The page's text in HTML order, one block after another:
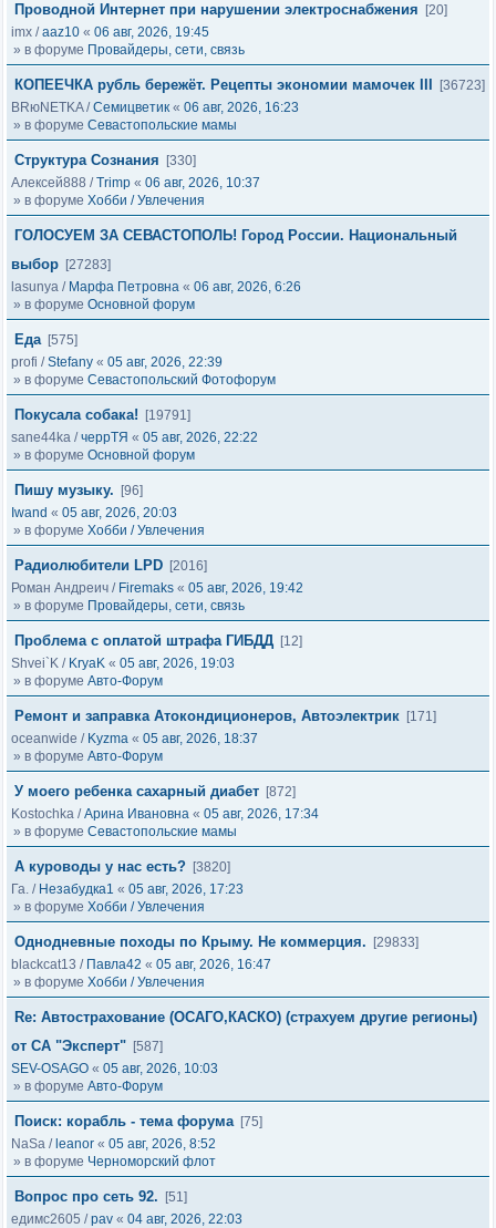
Проводной Интернет при нарушении электроснабжения
[20]
imx /aaz10 « 06 авг, 2026, 19:45
» в форуме Провайдеры, сети, связь
КОПЕЕЧКА рубль бережёт. Рецепты экономии мамочек III
[36723]
BRюNETKA/Семицветик « 06 авг, 2026, 16:23
» в форуме Севастопольские мамы
Структура Сознания
[330]
Алексей888 /Trimp « 06 авг, 2026, 10:37
» в форуме Хобби / Увлечения
ГОЛОСУЕМ ЗА СЕВАСТОПОЛЬ! Город России. Национальный
выбор [27283]
lasunya / Марфа Петровна « 06 авг, 2026, 6:26
» в форуме Основной форум
Еда [575]
profi /Stefany « 05 авг, 2026, 22:39
» в форуме Севастопольский Фотофорум
Покусала собака!
[19791]
sane44ka /черрТЯ « 05 авг, 2026, 22:22
» в форуме Основной форум
Пишу музыку.
[96]
Iwand « 05 авг, 2026, 20:03
» в форуме Хобби / Увлечения
Радиолюбители LPD [2016]
Роман Андреич / Firemaks « 05 авг, 2026, 19:42
» в форуме Провайдеры, сети, связь
Проблема с оплатой штрафа ГИБДД [12]
Shvei`K / KryaK « 05 авг, 2026, 19:03
» в форуме Авто-Форум
Ремонт и заправка Атокондиционеров, Автоэлектрик [171]
oceanwide / Kyzma « 05 авг, 2026, 18:37
» в форуме Авто-Форум
У моего ребенка сахарный диабет [872]
Kostochka /Арина Ивановна « 05 авг, 2026, 17:34
» в форуме Севастопольские мамы
А куроводы у нас есть? [3820]
Га. / Незабудка1 « 05 авг, 2026, 17:23
» в форуме Хобби / Увлечения
Однодневные походы по Крыму. Не коммерция.
[29833]
blackcat13 / Павла42 « 05 авг, 2026, 16:47
» в форуме Хобби / Увлечения
Re: Автострахование (ОСАГО,КАСКО) (страхуем другие регионы)
от СА "Эксперт" [587]
SEV-OSAGO « 05 авг, 2026, 10:03
» в форуме Авто-Форум
Поиск: корабль - тема форума [75]
NaSa / leanor « 05 авг, 2026, 8:52
» в форуме Черноморский флот
Вопрос про сеть 92.
[51]
едимс2605 /pav « 04 авг, 2026, 22:03